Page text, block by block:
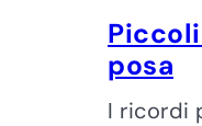
posa
I ricordi